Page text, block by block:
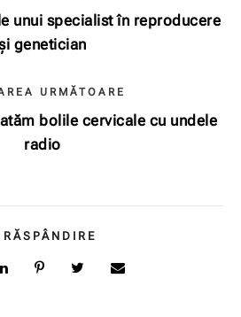
unui specialist în reproducere
genetician
URMĂTOARE
bolile cervicale cu undele
radio
RĂSPÂNDIRE